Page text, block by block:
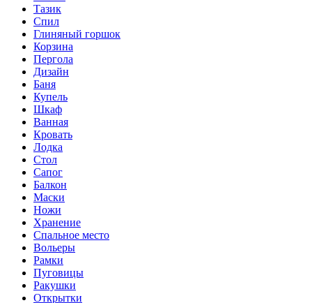
Тазик
Спил
Глиняный горшок
Корзина
Пергола
Дизайн
Баня
Купель
Шкаф
Ванная
Кровать
Лодка
Стол
Сапог
Балкон
Маски
Ножи
Хранение
Спальное место
Вольеры
Рамки
Пуговицы
Ракушки
Открытки